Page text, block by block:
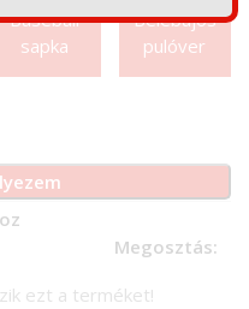
Baseball
sapka
Belebújós
pulóver
Megosztás:
ezt a terméket!